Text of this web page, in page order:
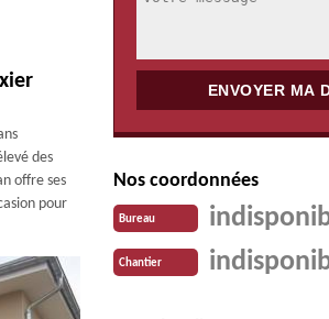
des
offre ses
pour
Nos coordonnées
Bureau
Chantier